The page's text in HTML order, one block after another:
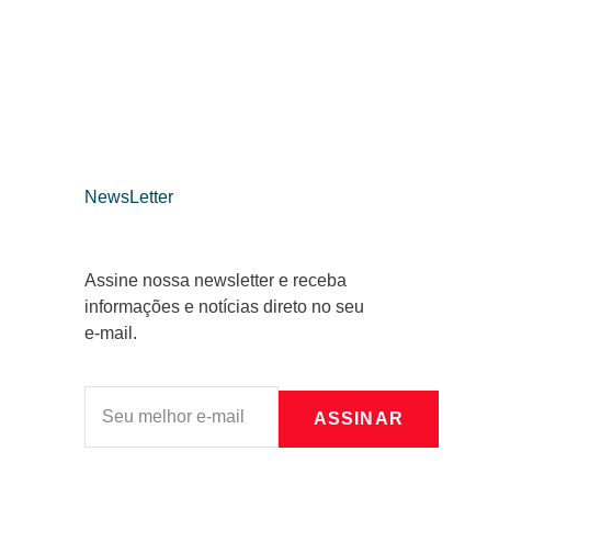
NewsLetter
Assine nossa newsletter e receba
informações e notícias direto no seu
e-mail.
ASSINAR